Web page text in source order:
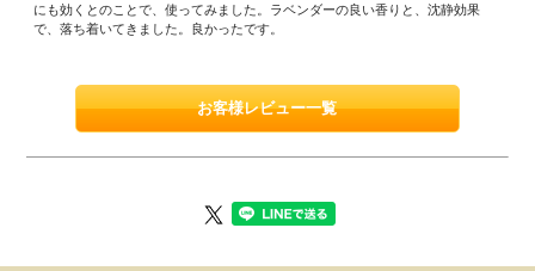
にも効くとのことで、使ってみました。ラベンダーの良い香りと、沈静効果
で、落ち着いてきました。良かったです。
お客様レビュー一覧